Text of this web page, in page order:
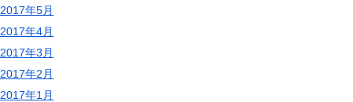
2017年5月
2017年4月
2017年3月
2017年2月
2017年1月